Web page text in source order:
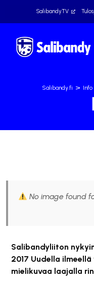
SalibandyTV
Salibandy.fi > Info
No image found
Salibandyliiton
2017 Uudella
mielikuvaa laajalla